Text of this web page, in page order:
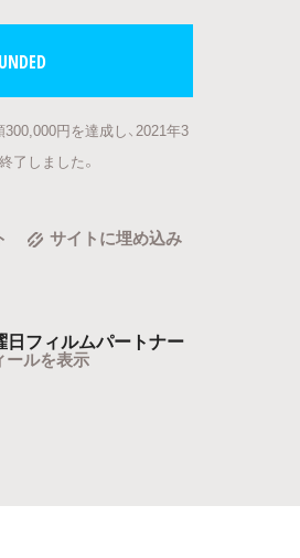
円を達成し、2021年3
了しました。
サイトに埋め込み
日フィルムパートナー
ールを表示